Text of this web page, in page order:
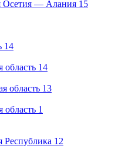
Осетия — Алания 15
14
область 14
область 13
область 1
Республика 12